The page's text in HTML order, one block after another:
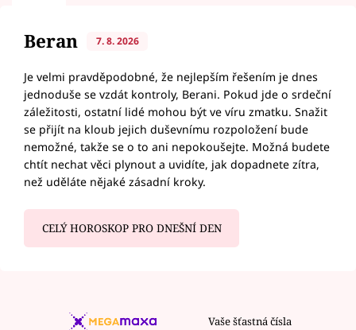
Beran 7. 8. 2026
Je velmi pravděpodobné, že nejlepším řešením je dnes
jednoduše se vzdát kontroly, Berani. Pokud jde o srdeční
záležitosti, ostatní lidé mohou být ve víru zmatku. Snažit
se přijít na kloub jejich duševnímu rozpoložení bude
nemožné, takže se o to ani nepokoušejte. Možná budete
chtít nechat věci plynout a uvidíte, jak dopadnete zítra,
než uděláte nějaké zásadní kroky.
CELÝ HOROSKOP PRO DNEŠNÍ DEN
Vaše šťastná čísla